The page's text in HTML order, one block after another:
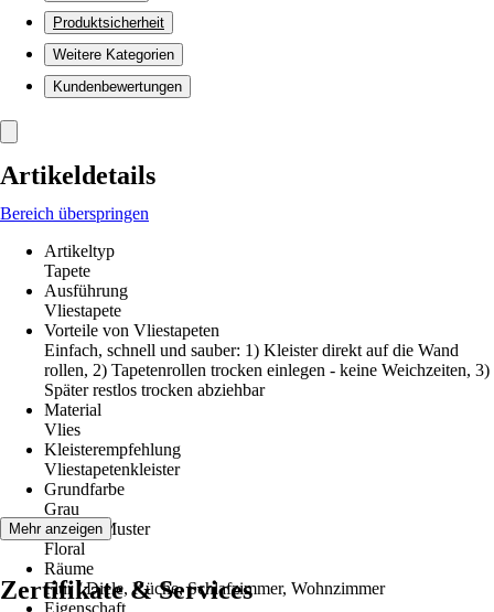
Produktsicherheit
Weitere Kategorien
Kundenbewertungen
Artikeldetails
Bereich überspringen
Artikeltyp
Tapete
Ausführung
Vliestapete
Vorteile von Vliestapeten
Einfach, schnell und sauber: 1) Kleister direkt auf die Wand
rollen, 2) Tapetenrollen trocken einlegen - keine Weichzeiten, 3)
Später restlos trocken abziehbar
Material
Vlies
Kleisterempfehlung
Vliestapetenkleister
Grundfarbe
Grau
Dekor / Muster
Floral
Räume
Flur / Diele, Küche, Schlafzimmer, Wohnzimmer
Eigenschaft
Mehr anzeigen
Zertifikate & Services